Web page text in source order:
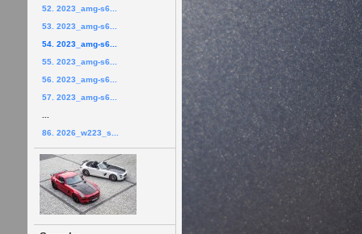
52. 2023_amg-s6...
53. 2023_amg-s6...
54. 2023_amg-s6...
55. 2023_amg-s6...
56. 2023_amg-s6...
57. 2023_amg-s6...
86. 2026_w223_s...